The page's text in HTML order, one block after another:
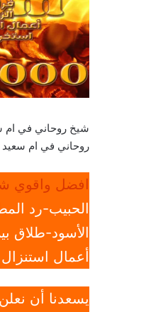
شيخ روحاني في
روحاني في ام
افضل واقوي
الحبيب-رد
الأسود-طلاق
أعمال
يسعدنا أن